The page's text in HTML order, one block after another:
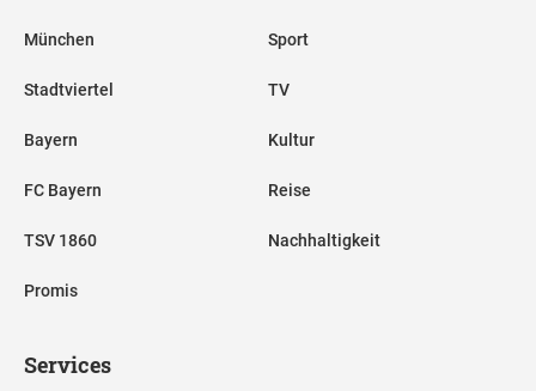
München
Stadtviertel
Bayern
FC Bayern
TSV 1860
Promis
Sport
TV
Kultur
Reise
Nachhaltigkeit
Services